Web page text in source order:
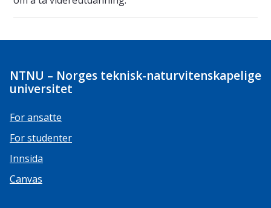
NTNU – Norges teknisk-naturvitenskapelige
universitet
For ansatte
For studenter
Innsida
Canvas